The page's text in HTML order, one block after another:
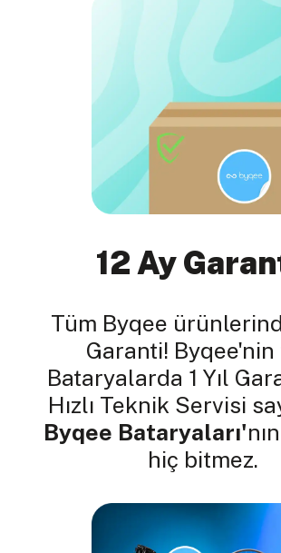
12 Ay
Tüm Byqee
Garanti! Byqee'nin
Bataryalarda 1 Yıl
Hızlı Teknik Servisi
Byqee Bataryaları'
hiç bitmez.